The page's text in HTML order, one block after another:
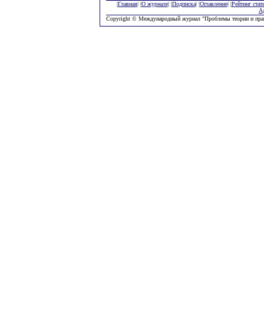
|Главная| |О журнале| |Подписка| |Оглавление| |Рейтинг
Copyright © Международный журнал "Проблемы теории и